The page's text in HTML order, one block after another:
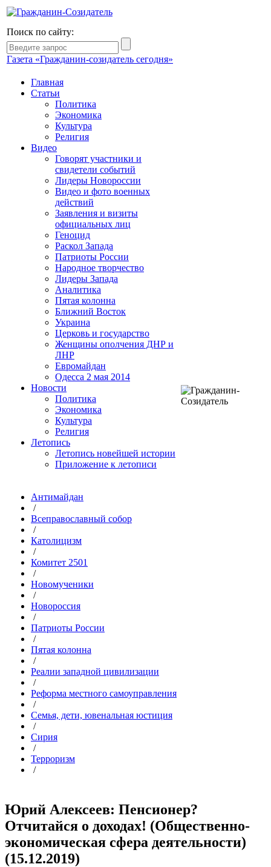
Поиск по сайту:
Газета «Гражданин-созидатель сегодня»
Главная
Статьи
Политика
Экономика
Культура
Религия
Видео
Говорят участники и
свидетели событий
Лидеры Новороссии
Видео и фото военных
действий
Заявления и визиты
официальных лиц
Геноцид
Раскол Запада
Патриоты России
Народное творчество
Лидеры Запада
Аналитика
Пятая колонна
Ближний Восток
Украина
Церковь и государство
Женщины ополчения ДНР и
ЛНР
Евромайдан
Одесса 2 мая 2014
Новости
Политика
Экономика
Культура
Религия
Летопись
Летопись новейшей истории
Приложение к летописи
Антимайдан
/
Всеправославный собор
/
Католицизм
/
Комитет 2501
/
Новомученики
/
Новороссия
/
Патриоты России
/
Пятая колонна
/
Реалии западной цивилизации
/
Реформа местного самоуправления
/
Семья, дети, ювенальная юстиция
/
Сирия
/
Терроризм
/
Юрий Алексеев: Пенсионер?
Отчитайся о доходах! (Общественно-
экономическая сфера деятельности)
(15.12.2019)